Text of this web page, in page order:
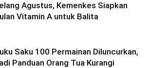
Agustus, Kemenkes Siapkan
Vitamin A untuk Balita
Saku 100 Permainan Diluncurkan,
Panduan Orang Tua Kurangi